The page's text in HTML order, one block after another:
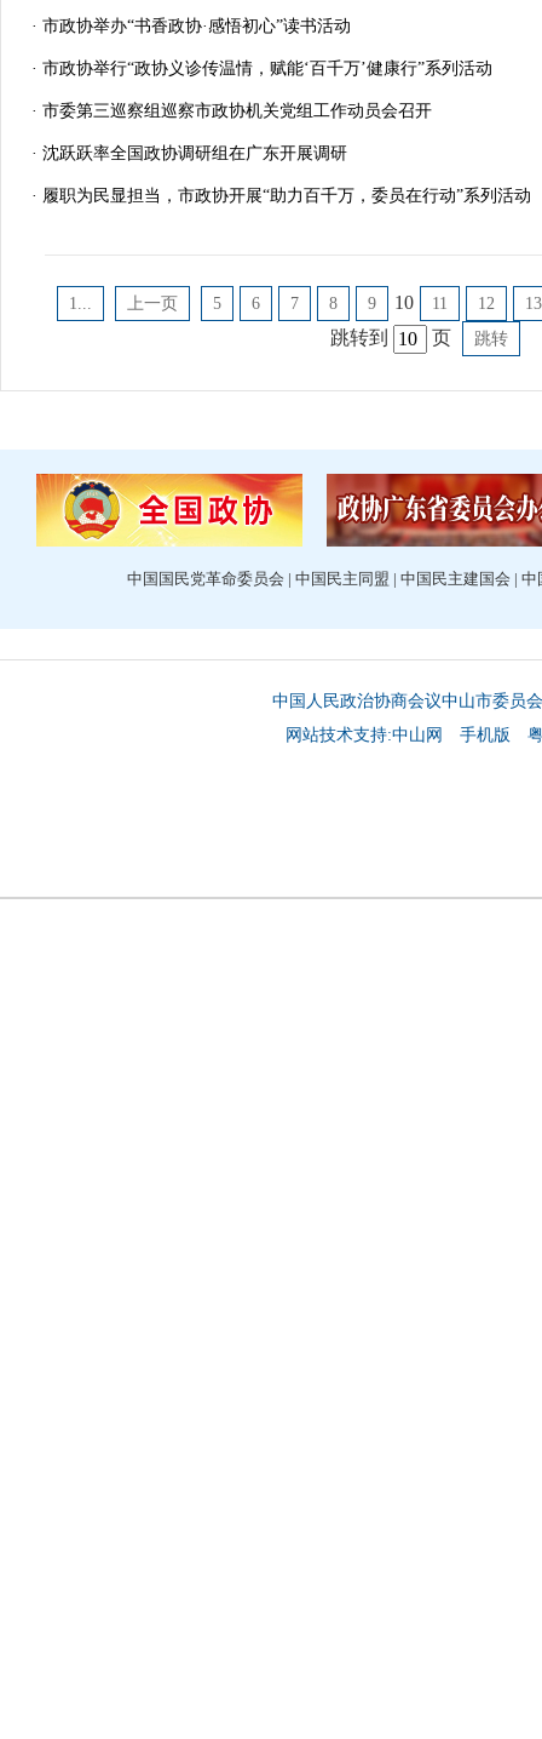
· 市政协举办“书香政协·感悟初心”读书活动
· 市政协举行“政协义诊传温情，赋能‘百千万’健康行”系列活动
· 市委第三巡察组巡察市政协机关党组工作动员会召开
· 沈跃跃率全国政协调研组在广东开展调研
· 履职为民显担当，市政协开展“助力百千万，委员在行动”系列活动
1... 上一页 5 6 7 8 9 10 11 12 13
跳转到 页 跳转
中国国民党革命委员会 | 中国民主同盟 | 中国民主建国会 | 中
中国人民政治协商会议中山市委员
网站技术支持:中山网
手机版